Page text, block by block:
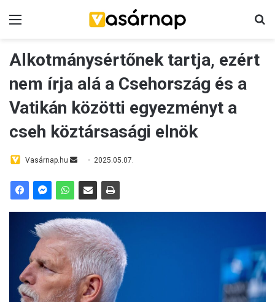
Alkotmánysértőnek tartja, ezért
nem írja alá a Csehország és a
Vatikán közötti egyezményt a
cseh köztársasági elnök
Vasárnap.hu
a
n
e
m
a
2025.05.07.